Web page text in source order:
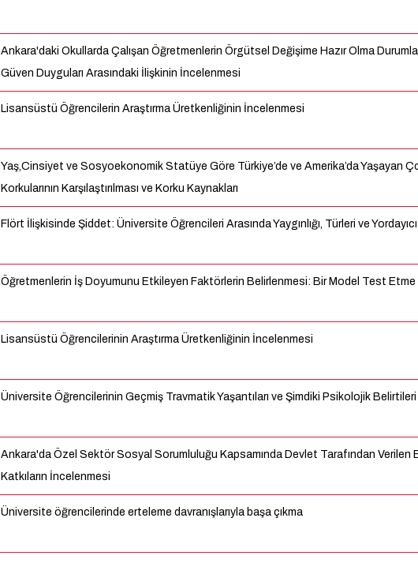
Ankara'daki Okullarda Çalışan Öğretmenlerin Örgütsel Değişime Hazır Olma
Güven Duyguları Arasındaki İlişkinin İncelenmesi
Lisansüstü Öğrencilerin Araştırma Üretkenliğinin İncelenmesi
Yaş,Cinsiyet ve Sosyoekonomik Statüye Göre Türkiye’de ve Amerika’da Yaşayan
Korkularının Karşılaştırılması ve Korku Kaynakları
Flört İlişkisinde Şiddet: Üniversite Öğrencileri Arasında Yaygınlığı, Türleri ve
Öğretmenlerin İş Doyumunu Etkileyen Faktörlerin Belirlenmesi: Bir Model Test Etme
Lisansüstü Öğrencilerinin Araştırma Üretkenliğinin İncelenmesi
Üniversite Öğrencilerinin Geçmiş Travmatik Yaşantıları ve Şimdiki Psikolojik Belirtileri
Ankara'da Özel Sektör Sosyal Sorumluluğu Kapsamında Devlet Tarafından Verilen
Katkıların İncelenmesi
Üniversite öğrencilerinde erteleme davranışlarıyla başa çıkma